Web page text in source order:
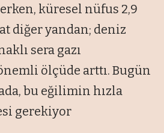
küresel nüfus 2,9
diğer yandan; deniz
sera gazı
ölçüde arttı. Bugün
bu eğilimin hızla
gerekiyor